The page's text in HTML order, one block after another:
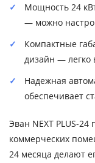
Мощность 24
— можно
Компактные
дизайн — легко
Надежная
обеспечивает
Эван NEXT PLUS-
коммерческих
24 месяца делают